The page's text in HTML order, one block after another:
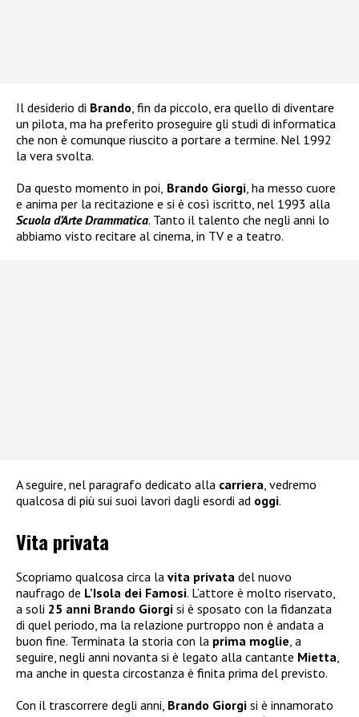
Il desiderio di Brando, fin da piccolo, era quello di diventare
un pilota, ma ha preferito proseguire gli studi di informatica
che non è comunque riuscito a portare a termine. Nel 1992
la vera svolta.
Da questo momento in poi, Brando Giorgi, ha messo cuore
e anima per la recitazione e si è così iscritto, nel 1993 alla
Scuola d’Arte Drammatica. Tanto il talento che negli anni lo
abbiamo visto recitare al cinema, in TV e a teatro.
A seguire, nel paragrafo dedicato alla carriera, vedremo
qualcosa di più sui suoi lavori dagli esordi ad oggi.
Vita privata
Scopriamo qualcosa circa la vita privata del nuovo
naufrago de L’Isola dei Famosi. L’attore è molto riservato,
a soli 25 anni Brando Giorgi si è sposato con la fidanzata
di quel periodo, ma la relazione purtroppo non è andata a
buon fine. Terminata la storia con la prima moglie , a
seguire, negli anni novanta si è legato alla cantante Mietta
ma anche in questa circostanza è finita prima del previsto.
Con il trascorrere degli anni, Brando Giorgi si è innamorato